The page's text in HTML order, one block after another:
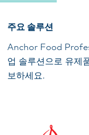
주요 솔루션
Anchor Food
업 솔루션으로 유제
보하세요.